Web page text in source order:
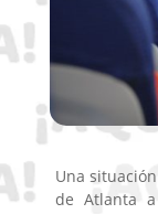
Una
de Atlanta